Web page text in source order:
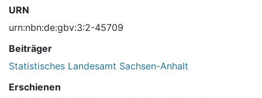
URN
urn:nbn:de:gbv:3:2-45709
Beiträger
Statistisches Landesamt Sachsen-Anhalt
Erschienen